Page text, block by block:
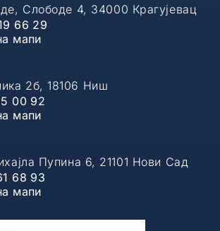
Слободе 4, 34000 Крагујевац
66 29
мапи
2б, 18106 Ниш
00 92
мапи
Пупина 6, 21101 Нови Сад
68 93
мапи